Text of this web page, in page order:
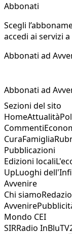
Abbonati
Scegli
accedi ai servizi
Abbonati ad
Abbonati ad
Sezioni del sito
HomeAttualità
Commenti
CuraFamiglia
Pubblicazioni
Edizioni locali
UpLuoghi
Avvenire
Chi siamo
Avvenire
Mondo CEI
SIRRadio InBlu